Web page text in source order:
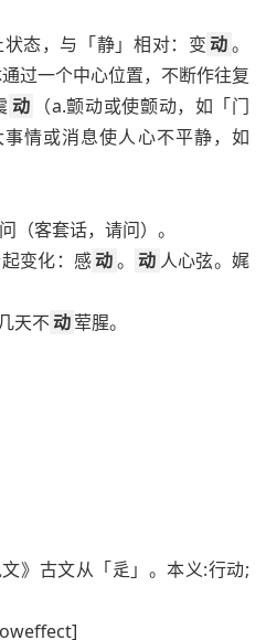
态，与「静」相对：变动。
通过一个中心位置，不断作往复
动
（a.颤动或使颤动，如「门
情或消息使人心不平静，如
问（客套话，请问）。
变化：感动。 动 人心弦。娓
天不动荤腥。
》古文从「辵」。本义:行动;